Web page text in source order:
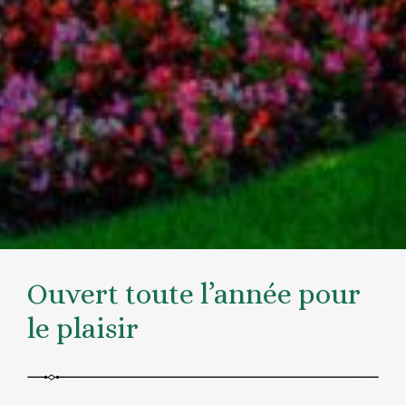
Ouvert toute l’année pour
le plaisir